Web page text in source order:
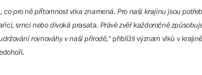
pro ně přítomnost vlka znamená. Pro naši krajinu jsou
srnci nebo divoká prasata. Právě zvěř každoročně
rovnováhy v naší přírodě,“přiblížil význam vlků v